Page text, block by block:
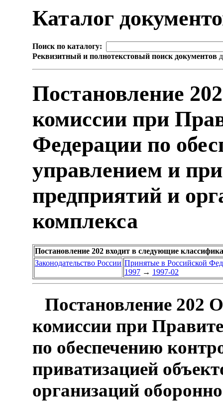
Каталог
Поиск по каталогу:
Реквизитный и полнотекстовый поиск документов
Постановление
комиссии при
Федерации по
управлением и
предприятий и
комплекса
Постановление 202 входит в следующие
Законодательство России Принятые в Российской
1997 → 1997-02
Постановление 202
комиссии при
по обеспечению
приватизацией
организаций